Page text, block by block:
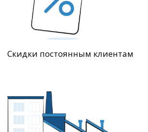
Скидки постоянным клиентам